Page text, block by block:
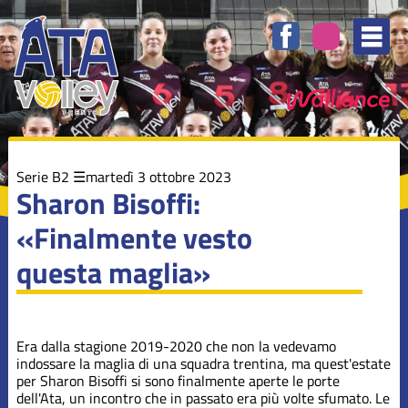
Serie B2 martedì 3 ottobre 2023
Sharon Bisoffi:
«Finalmente vesto
questa maglia»
Era dalla stagione 2019-2020 che non la vedevamo
indossare la maglia di una squadra trentina, ma quest'estate
per Sharon Bisoffi si sono finalmente aperte le porte
dell'Ata, un incontro che in passato era più volte sfumato. Le
degli
argomenti
delle
notizie:
Campionati
Dalla società
Minivolley
Novità nel
Serie B1